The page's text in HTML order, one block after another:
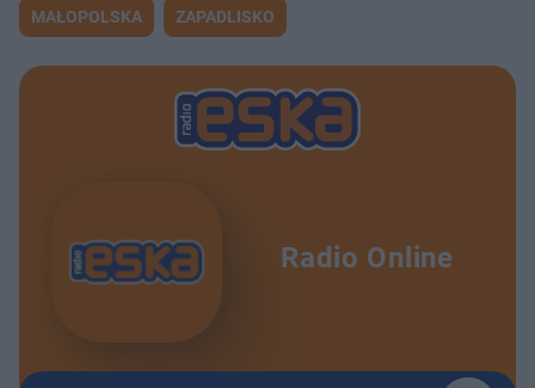
MAŁOPOLSKA ZAPADLISKO
Radio Online